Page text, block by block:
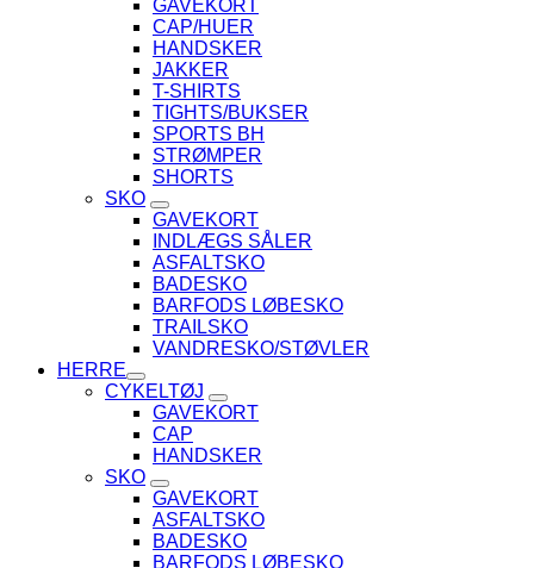
GAVEKORT
CAP/HUER
HANDSKER
JAKKER
T-SHIRTS
TIGHTS/BUKSER
SPORTS BH
STRØMPER
SHORTS
SKO
GAVEKORT
INDLÆGS SÅLER
ASFALTSKO
BADESKO
BARFODS LØBESKO
TRAILSKO
VANDRESKO/STØVLER
HERRE
CYKELTØJ
GAVEKORT
CAP
HANDSKER
SKO
GAVEKORT
ASFALTSKO
BADESKO
BARFODS LØBESKO